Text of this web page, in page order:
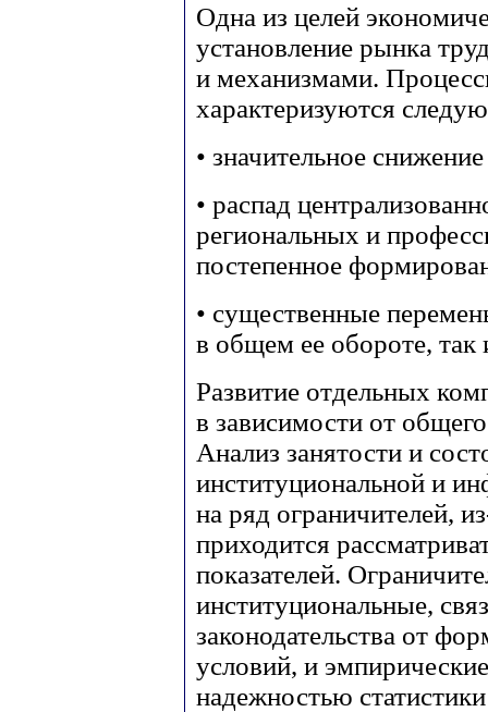
Одна из целей
установление рынка
и механизмами.
характеризуются
• значительное
• распад
региональных и
постепенное
• существенные
в общем ее обороте, так
Развитие отдельных
в зависимости от
Анализ занятости и
институциональной и
на ряд ограничителей,
приходится
показателей.
институциональные,
законодательства от
условий, и
надежностью